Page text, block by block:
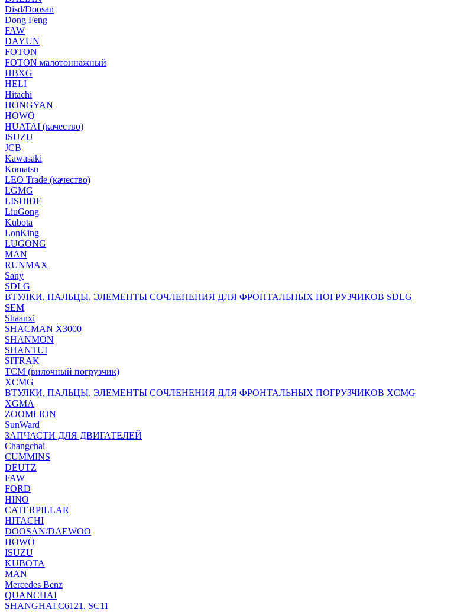
Disd/Doosan
Dong Feng
FAW
DAYUN
FOTON
FOTON малотоннажный
HBXG
HELI
Hitachi
HONGYAN
HOWO
HUATAI (качество)
ISUZU
JCB
Kawasaki
Komatsu
LEO Trade (качество)
LGMG
LISHIDE
LiuGong
Kubota
LonKing
LUGONG
MAN
RUNMAX
Sany
SDLG
ВТУЛКИ, ПАЛЬЦЫ, ЭЛЕМЕНТЫ СОЧЛЕНЕНИЯ ДЛЯ ФРОНТАЛЬНЫХ ПОГРУЗЧИКОВ SDLG
SEM
Shaanxi
SHACMAN X3000
SHANMON
SHANTUI
SITRAK
TCM (вилочный погрузчик)
XCMG
ВТУЛКИ, ПАЛЬЦЫ, ЭЛЕМЕНТЫ СОЧЛЕНЕНИЯ ДЛЯ ФРОНТАЛЬНЫХ ПОГРУЗЧИКОВ XCMG
XGMA
ZOOMLION
SunWard
ЗАПЧАСТИ ДЛЯ ДВИГАТЕЛЕЙ
Changchai
CUMMINS
DEUTZ
FAW
FORD
HINO
CATERPILLAR
HITACHI
DOOSAN/DAEWOO
HOWO
ISUZU
KUBOTA
MAN
Mercedes Benz
QUANCHAI
SHANGHAI C6121, SC11